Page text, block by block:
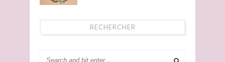
RECHERCHER